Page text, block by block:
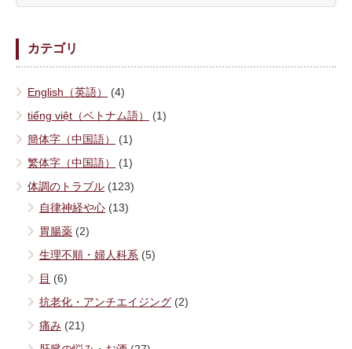
カテゴリ
English（英語）
(4)
tiếng việt（ベトナム語）
(1)
簡体字（中国語）
(1)
繁体字（中国語）
(1)
体調のトラブル (123)
自律神経や心 (13)
胃腸薬 (2)
生理不順・婦人科系 (5)
目 (6)
抗老化・アンチエイジング (2)
痛み (21)